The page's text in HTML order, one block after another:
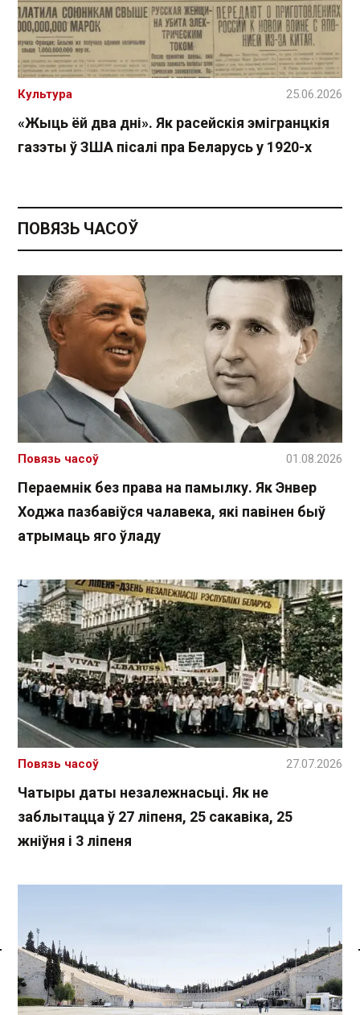
Спасылка без VPN
«Жыць ёй два дні». Як расейскія эмігранцкія
газэты ў ЗША пісалі пра Беларусь у 1920-х
Культура 25.06.2026
ПОВЯЗЬ ЧАСОЎ
Пераемнік без права на памылку. Як Энвер
Ходжа пазбавіўся чалавека, які павінен быў
атрымаць яго ўладу
Повязь часоў 01.08.2026
Чатыры даты незалежнасьці. Як не
заблытацца ў 27 ліпеня, 25 сакавіка, 25
жніўня і 3 ліпеня
Повязь часоў 27.07.2026